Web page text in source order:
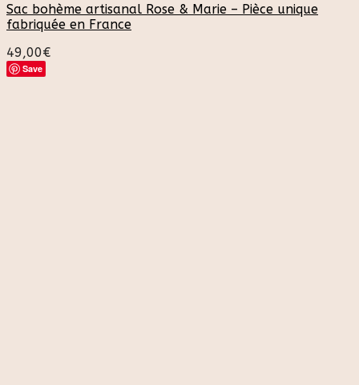
Sac bohème artisanal Rose & Marie – Pièce unique
fabriquée en France
49,00€
Save